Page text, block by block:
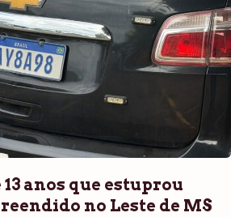
anos que estuprou
no Leste de MS